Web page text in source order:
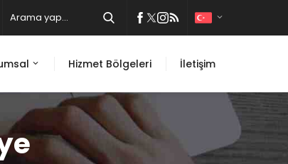
Hizmet Bölgeleri İletişim